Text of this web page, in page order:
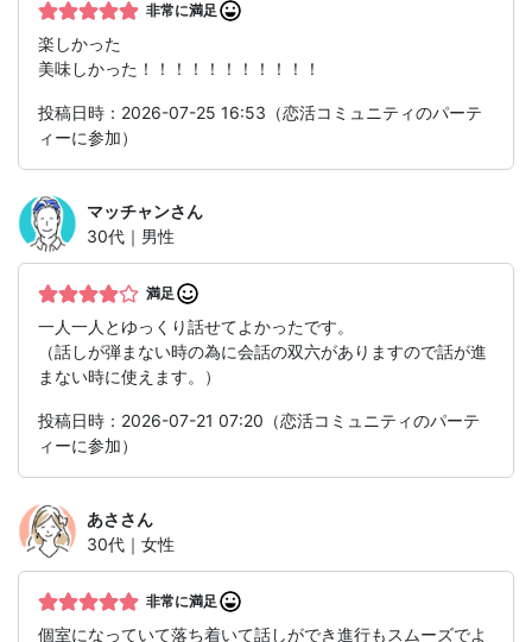
非常に満足
楽しかった
美味しかった！！！！！！！！！！！
投稿日時：2026-07-25 16:53（恋活コミュニティのパーテ
ィーに参加）
マッチャンさん
30代｜男性
満足
一人一人とゆっくり話せてよかったです。
（話しが弾まない時の為に会話の双六がありますので話が進
まない時に使えます。）
投稿日時：2026-07-21 07:20（恋活コミュニティのパーテ
ィーに参加）
あささん
30代｜女性
非常に満足
個室になっていて落ち着いて話しができ進行もスムーズでよ